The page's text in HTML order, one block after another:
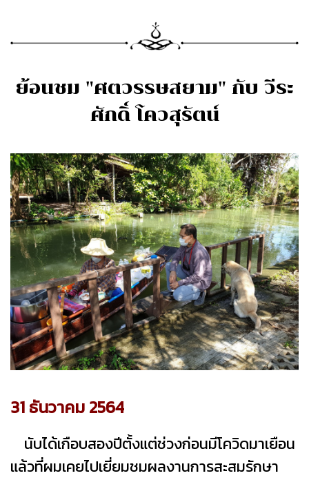
ย้อนชม "ศตวรรษสยาม" กับ วีระ
ศักดิ์ โควสุรัตน์
31 ธันวาคม 2564
นับได้เกือบสองปีตั้งแต่ช่วงก่อนมีโควิดมาเยือน
แล้วที่ผมเคยไปเยี่ยมชมผลงานการสะสมรักษา